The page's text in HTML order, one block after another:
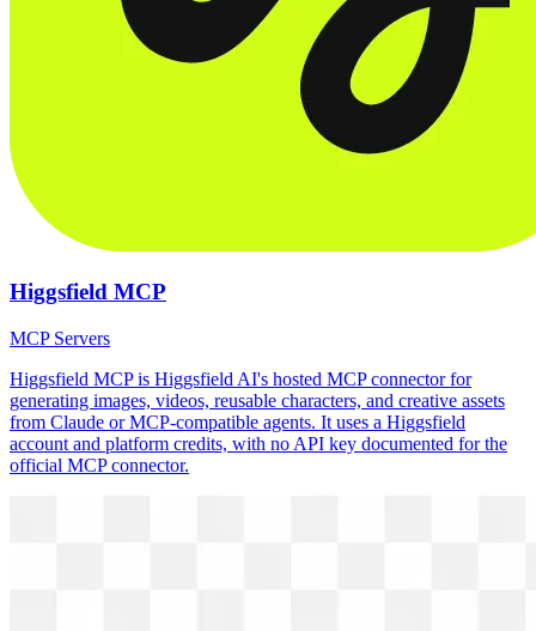
Higgsfield MCP
MCP Servers
Higgsfield MCP is Higgsfield AI's hosted MCP connector for
generating images, videos, reusable characters, and creative assets
from Claude or MCP-compatible agents. It uses a Higgsfield
account and platform credits, with no API key documented for the
official MCP connector.